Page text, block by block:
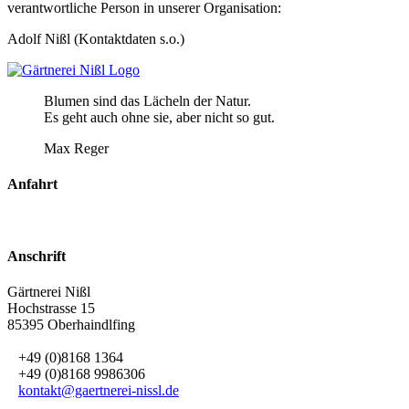
verantwortliche Person in unserer Organisation:
Adolf Nißl (Kontaktdaten s.o.)
Blumen sind das Lächeln der Natur.
Es geht auch ohne sie, aber nicht so gut.
Max Reger
Anfahrt
Anschrift
Gärtnerei Nißl
Hochstrasse 15
85395 Oberhaindlfing
+49 (0)8168 1364
+49 (0)8168 9986306
kontakt@gaertnerei-nissl.de